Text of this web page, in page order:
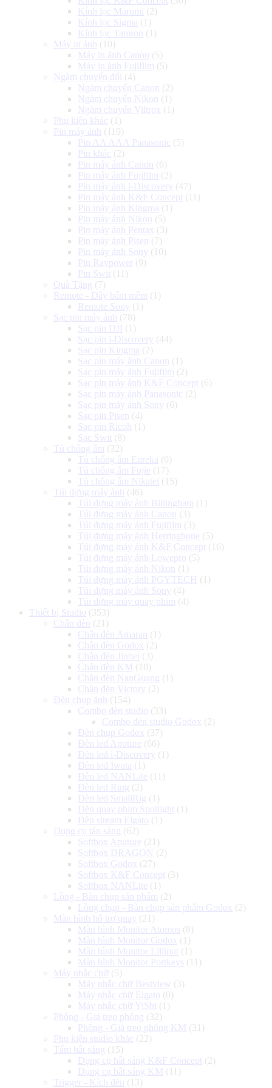
Kính lọc Marumi (2)
Kính lọc Sigma (1)
Kính lọc Tamron
(1)
Máy in ảnh
(10)
Máy in ảnh Canon
(5)
Máy in ảnh Fujifilm (5)
Ngàm chuyển đổi (4)
Ngàm chuyển Canon
(2)
Ngàm chuyển Nikon
(1)
Ngàm chuyển Viltrox (1)
Phụ kiện khác (1)
Pin máy ảnh
(119)
Pin AA AAA Panasonic (5)
Pin khác (2)
Pin máy ảnh Canon
(6)
Pin máy ảnh Fujifilm (2)
Pin máy ảnh i-Discovery (47)
Pin máy ảnh K&F Concept (11)
Pin máy ảnh Kingma (1)
Pin máy ảnh Nikon
(5)
Pin máy ảnh Pentax (3)
Pin máy ảnh Pisen
(7)
Pin máy ảnh Sony (10)
Pin Ravpower
(9)
Pin Swit (11)
Quà Tặng (7)
Remote - Dây bấm mềm (1)
Remote Sony (1)
Sạc pin máy ảnh
(78)
Sạc pin DJI (1)
Sạc pin i-Discovery (44)
Sạc pin Kingma (2)
Sạc pin máy ảnh Canon
(1)
Sạc pin máy ảnh Fujifilm (2)
Sạc pin máy ảnh K&F Concept (6)
Sạc pin máy ảnh Panasonic (2)
Sạc pin máy ảnh Sony (6)
Sạc pin Pisen
(4)
Sạc pin Ricoh
(1)
Sạc Swit (8)
Tủ chống ẩm (32)
Tủ chống ẩm Eureka (0)
Tủ chống ẩm Fujie (17)
Tủ chống ẩm Nikatei (15)
Túi đựng máy ảnh
(46)
Túi đựng máy ảnh Billingham (1)
Túi đựng máy ảnh Canon
(3)
Túi đựng máy ảnh Fujifilm (3)
Túi đựng máy ảnh Herringbone (5)
Túi đựng máy ảnh K&F Concept (16)
Túi đựng máy ảnh Lowepro (5)
Túi đựng máy ảnh Nikon
(1)
Túi đựng máy ảnh PGYTECH
(1)
Túi đựng máy ảnh Sony (4)
Túi đựng máy quay phim (4)
Thiết bị Studio (353)
Chân đèn
(21)
Chân đèn Amaran
(1)
Chân đèn Godox (2)
Chân đèn Jinbei (3)
Chân đèn KM (10)
Chân đèn NanGuang (1)
Chân đèn Victory (2)
Đèn chụp ảnh
(154)
Combo đèn studio (33)
Combo đèn studio Godox (2)
Đèn chụp Godox (37)
Đèn led Aputure (66)
Đèn led i-Discovery (1)
Đèn led Iwata (1)
Đèn led NANLite (11)
Đèn led Ring (2)
Đèn led SmallRig (1)
Đèn quay phim Spotlight (1)
Đèn stream Elgato (1)
Dụng cụ tản sáng (62)
Softbox Aputure (21)
Softbox DRAGON (2)
Softbox Godox (27)
Softbox K&F Concept (3)
Softbox NANLite (1)
Lồng - Bàn chụp sản phẩm (2)
Lồng chụp - Bàn chụp sản phẩm Godox (2)
Màn hình hỗ trợ quay (21)
Màn hình Monitor Atomos (8)
Màn hình Monitor Godox (1)
Màn hình Monitor Lilliput (1)
Màn hình Monitor Portkeys (11)
Máy nhắc chữ (5)
Máy nhắc chữ Bestview (3)
Máy nhắc chữ Elgato (0)
Máy nhắc chữ YiShi
(1)
Phông - Giá treo phông (32)
Phông - Giá treo phông KM (31)
Phụ kiện studio khác (22)
Tấm hắt sáng (15)
Dụng cụ hắt sáng K&F Concept (2)
Dụng cụ hắt sáng KM (11)
Trigger - Kích đèn
(13)